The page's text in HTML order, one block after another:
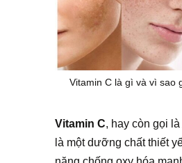
Vitamin C là gì và vì sao
Vitamin C, hay còn gọi
là một dưỡng chất thiết